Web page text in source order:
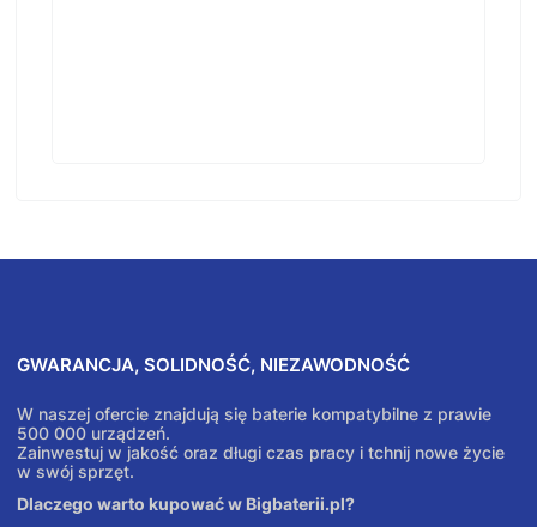
GWARANCJA, SOLIDNOŚĆ, NIEZAWODNOŚĆ
W naszej ofercie znajdują się baterie kompatybilne z prawie
500 000 urządzeń.
Zainwestuj w jakość oraz długi czas pracy i tchnij nowe życie
w swój sprzęt.
Dlaczego warto kupować w Bigbaterii.pl?